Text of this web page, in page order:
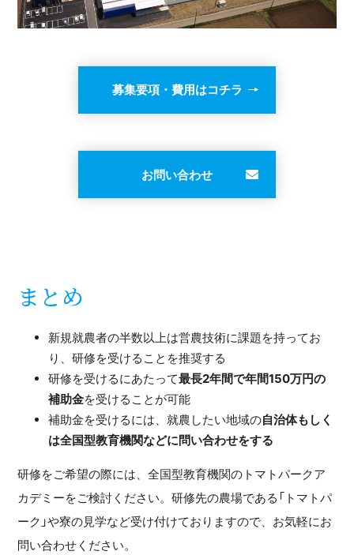
募集要項・費用はコチラ
お問い合わせ
まとめ
新規就農者の半数以上は営農技術に課題を持ってお
り、研修を受けることを推奨する
研修を受けるにあたって最長2年間で年間150万円の
補助金を受けることが可能
補助金を受けるには、就農したい地域の自治体もしく
は全国型教育機関などに問い合わせをする
研修をご希望の際には、全国型教育機関のトマトパークア
カデミーをご検討ください。研修先の農場である「トマトパ
ーク」や寮の見学など受け付けておりますので、お気軽にお
問い合わせください。